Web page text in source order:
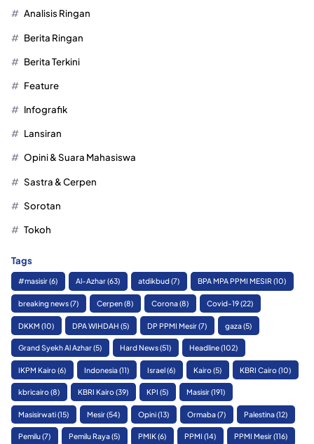
Analisis Ringan
Berita Ringan
Berita Terkini
Feature
Infografik
Lansiran
Opini & Suara Mahasiswa
Sastra & Cerpen
Sorotan
Tokoh
Tags
#masisir(6) Al-Azhar(63) atdikbud(7) BPA MPA PPMI MESIR(10)
breaking news(7) Cerpen(8) Corona(8) Covid-19(22)
DKKM (10) DPA WIHDAH (5) DP PPMI Mesir(7) gaza(5)
Grand Syekh Al Azhar(5) Hard News(51) Headline(102)
IKPM Kairo(6) Indonesia(11) Israel(6) Kairo(5) KBRI Cairo(10)
kbricairo(8) KBRI Kairo(39) KPI (5) Masisir(191)
Masisirwati(15) Mesir(54) Opini(13) Ormaba(7) Palestina(12)
Pemilu(7) Pemilu Raya(5) PMIK(6) PPMI (14) PPMI Mesir(116)